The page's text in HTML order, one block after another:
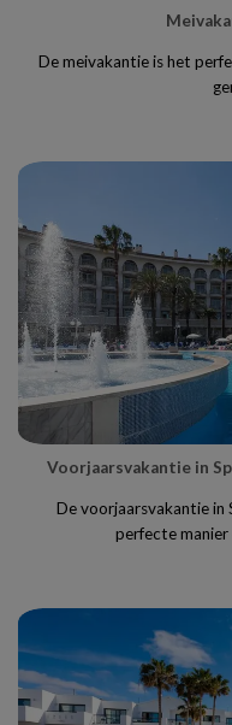
De meivakantie is het
Voorjaarsvakantie in
De voorjaarsvakantie in
perfecte manier